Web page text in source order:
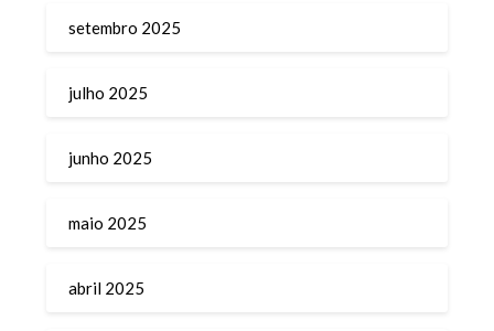
setembro 2025
julho 2025
junho 2025
maio 2025
abril 2025